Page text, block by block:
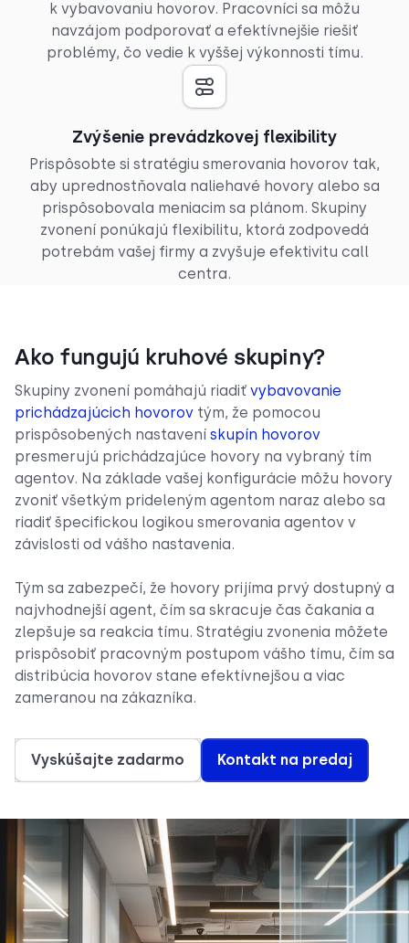
k vybavovaniu hovorov. Pracovníci sa môžu
navzájom podporovať a efektívnejšie riešiť
problémy, čo vedie k vyššej výkonnosti tímu.
Zvýšenie prevádzkovej flexibility
Prispôsobte si stratégiu smerovania hovorov tak,
aby uprednostňovala naliehavé hovory alebo sa
prispôsobovala meniacim sa plánom. Skupiny
zvonení ponúkajú flexibilitu, ktorá zodpovedá
potrebám vašej firmy a zvyšuje efektivitu call
centra.
Ako fungujú kruhové skupiny?
Skupiny zvonení pomáhajú riadiť vybavovanie
prichádzajúcich hovorov tým, že pomocou
prispôsobených nastavení skupín hovorov
presmerujú prichádzajúce hovory na vybraný tím
agentov. Na základe vašej konfigurácie môžu hovory
zvoniť všetkým prideleným agentom naraz alebo sa
riadiť špecifickou logikou smerovania agentov v
závislosti od vášho nastavenia.
Tým sa zabezpečí, že hovory prijíma prvý dostupný a
najvhodnejší agent, čím sa skracuje čas čakania a
zlepšuje sa reakcia tímu. Stratégiu zvonenia môžete
prispôsobiť pracovným postupom vášho tímu, čím sa
distribúcia hovorov stane efektívnejšou a viac
zameranou na zákazníka.
Vyskúšajte zadarmo Kontakt na predaj